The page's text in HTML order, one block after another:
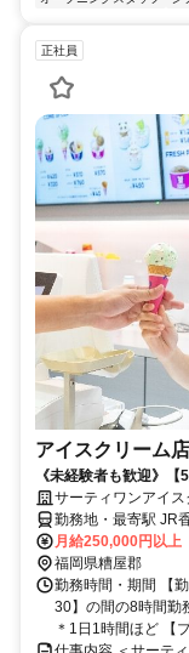
正社員
アイスクリーム
《未経験者も歓迎》
活躍！◎髪色自由♪
サーティワンアイ
勤務地・最寄駅 JR
月給250,000円以上
福岡県糟屋郡
勤務時間・期間 【
30】の間の8時間勤
＊1日1時間ほど 【